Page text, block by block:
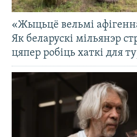
«Жыцьцё вельмі
Як беларускі мільянэр
цяпер робіць хаткі для